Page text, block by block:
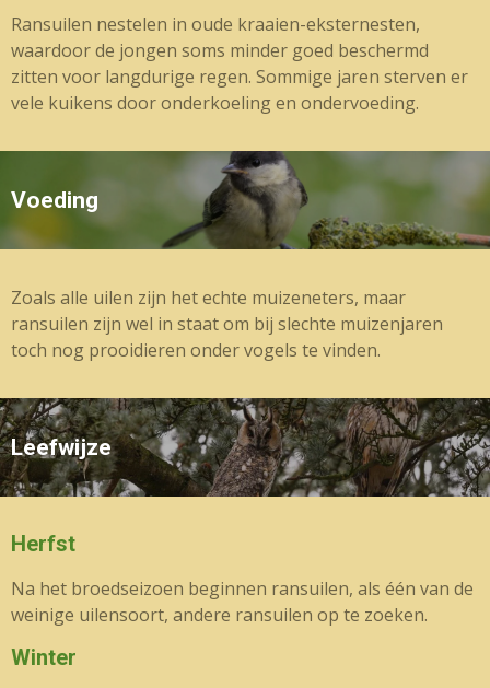
Ransuilen nestelen in oude kraaien-eksternesten,
waardoor de jongen soms minder goed beschermd
zitten voor langdurige regen. Sommige jaren sterven er
vele kuikens door onderkoeling en ondervoeding.
Voeding
Zoals alle uilen zijn het echte muizeneters, maar
ransuilen zijn wel in staat om bij slechte muizenjaren
toch nog prooidieren onder vogels te vinden.
Leefwijze
Herfst
Na het broedseizoen beginnen ransuilen, als één van de
weinige uilensoort, andere ransuilen op te zoeken.
Winter